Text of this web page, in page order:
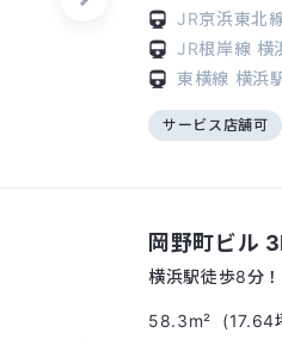
JR京浜東北
JR根岸線 横
東横線 横浜
サービス店舗可
岡野町ビル
横浜駅徒歩8分
58.3m² (17.64